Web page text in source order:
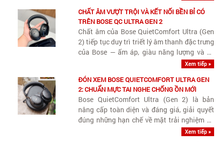
CHẤT ÂM VƯỢT TRỘI VÀ KẾT NỐI BỀN BỈ CÓ
TRÊN BOSE QC ULTRA GEN 2
Chất âm của Bose QuietComfort Ultra (Gen
2) tiếp tục duy trì triết lý âm thanh đặc trưng
của Bose — ấm áp, giàu năng lượng và dễ
nghe lâu — nhưng được nâng cấp đáng kể về
kiểm soát dải..
Xem tiếp »
ĐÓN XEM BOSE QUIETCOMFORT ULTRA GEN
2: CHUẨN MỰC TAI NGHE CHỐNG ỒN MỚI
Bose QuietComfort Ultra (Gen 2) là bản
nâng cấp toàn diện và đáng giá, giải quyết
đúng những hạn chế về mặt trải nghiệm và
tính năng kỹ thuật mà thế hệ đầu tiên chưa
Xem tiếp »